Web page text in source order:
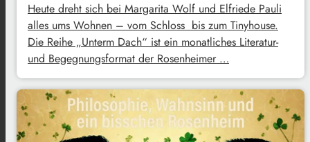
Heute dreht sich bei Margarita Wolf und Elfriede Pauli
alles ums Wohnen – vom Schloss bis zum Tinyhouse.
Die Reihe „Unterm Dach“ ist ein monatliches Literatur-
und Begegnungsformat der Rosenheimer …